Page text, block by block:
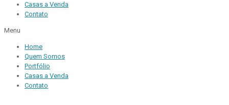
Casas a Venda
Contato
Menu
Home
Quem Somos
Portfólio
Casas a Venda
Contato